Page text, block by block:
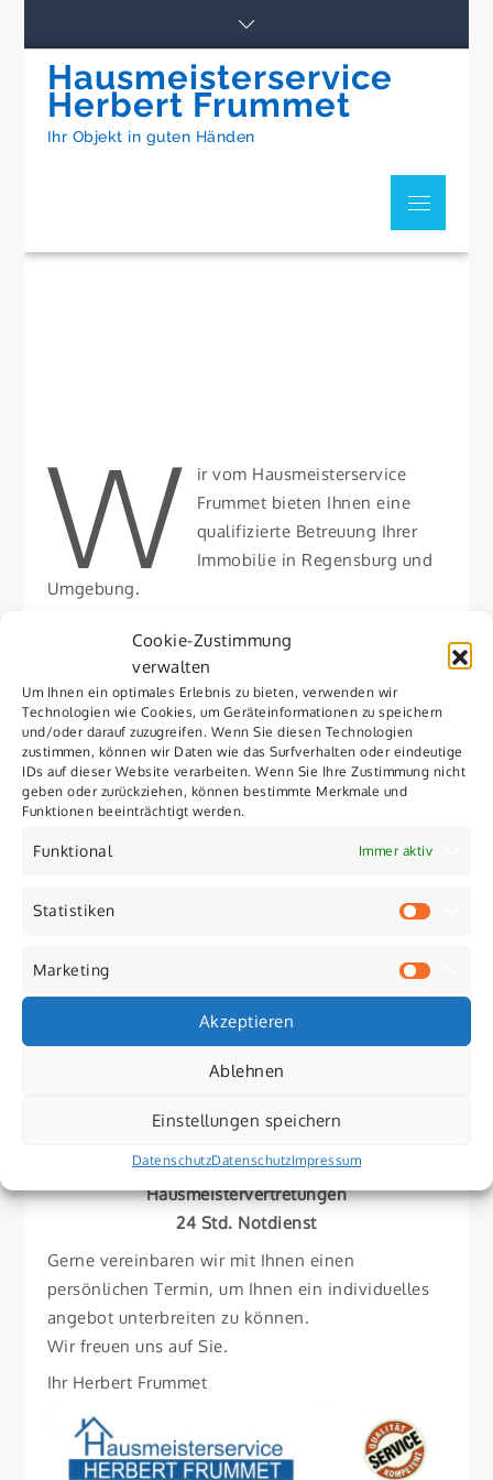
Cookie-Zustimmung
verwalten
Um Ihnen ein optimales Erlebnis zu bieten, verwenden wir
Technologien wie Cookies, um Geräteinformationen zu speichern
und/oder darauf zuzugreifen. Wenn Sie diesen Technologien
zustimmen, können wir Daten wie das Surfverhalten oder eindeutige
IDs auf dieser Website verarbeiten. Wenn Sie Ihre Zustimmung nicht
geben oder zurückziehen, können bestimmte Merkmale und
Funktionen beeinträchtigt werden.
Funktional Immer aktiv
Statistiken
Marketing
Akzeptieren
Ablehnen
Einstellungen speichern
DatenschutzDatenschutzImpressum
content
Hausmeisterservice
Herbert Frummet
Ihr Objekt in guten Händen
Menu
W
ir vom Hausmeisterservice
Frummet bieten Ihnen eine
qualifizierte Betreuung Ihrer
Immobilie in Regensburg und
Umgebung.
Außenpflege von Gebäuden, die haustechnische
Betreuung sowie klassische Hausmeisterarbeiten.
Unser Ziel ist Sie bei der Werterhaltung und
Pflege Ihrer Immobilie kompetent, fachgerecht
und reaktionsschnell zu unterstützen. Zu unserem
Kundenstamm gehören u.a. Hausverwaltungen,
Privathaushalte.
Um einen konkreteren Einblick in unsere Dienste
Objektbetreuung
Gebäudeinnenreinigung
Glasreinigung
Aussenanlagenpflege
Garten- und Grünanlagenpflege
Winterdienst
Entrümpelung und Entsorgung aller Art
Hausmeistervertretungen
24 Std. Notdienst
Gerne vereinbaren wir mit Ihnen einen
persönlichen Termin, um Ihnen ein individuelles
angebot unterbreiten zu können.
Wir freuen uns auf Sie.
Ihr Herbert Frummet